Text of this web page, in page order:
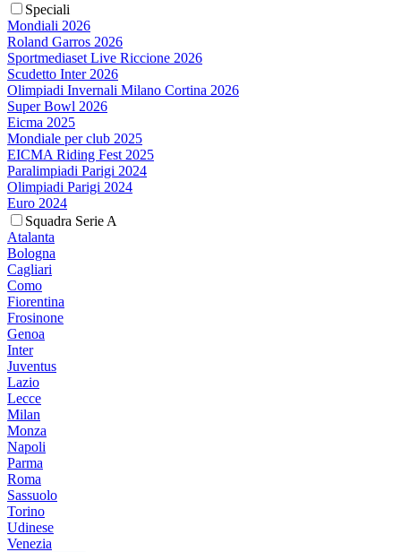
Speciali
Mondiali 2026
Roland Garros 2026
Sportmediaset Live Riccione 2026
Scudetto Inter 2026
Olimpiadi Invernali Milano Cortina 2026
Super Bowl 2026
Eicma 2025
Mondiale per club 2025
EICMA Riding Fest 2025
Paralimpiadi Parigi 2024
Olimpiadi Parigi 2024
Euro 2024
Squadra Serie A
Atalanta
Bologna
Cagliari
Como
Fiorentina
Frosinone
Genoa
Inter
Juventus
Lazio
Lecce
Milan
Monza
Napoli
Parma
Roma
Sassuolo
Torino
Udinese
Venezia